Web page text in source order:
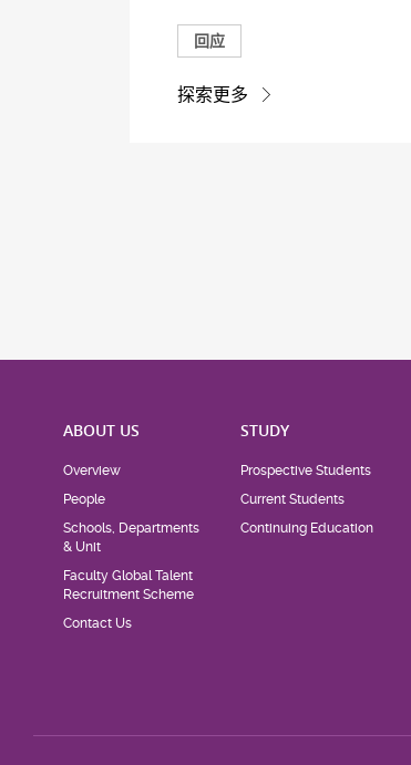
回应
探索更多
ABOUT US
Overview
People
Schools, Departments
& Unit
Faculty Global Talent
Recruitment Scheme
Contact Us
STUDY
Prospective Students
Current Students
Continuing Education